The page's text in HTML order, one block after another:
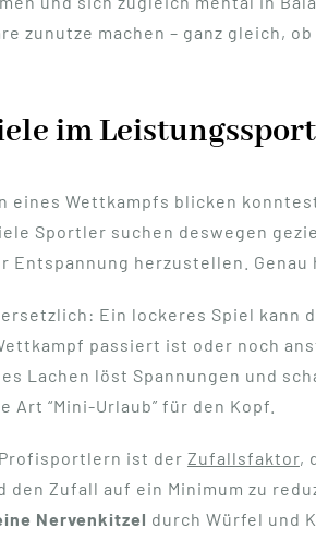
zunutze machen – ganz gleich,
im
eines Wettkampfs blicken
Sportler suchen deswegen
herzustellen.
Ein lockeres Spiel kann
passiert ist oder noch
Lachen löst Spannungen und
“Mini-Urlaub” für den Kopf.
ist der Zufallsfaktor,
Zufall auf ein Minimum zu
Nervenkitzel durch Würfel und